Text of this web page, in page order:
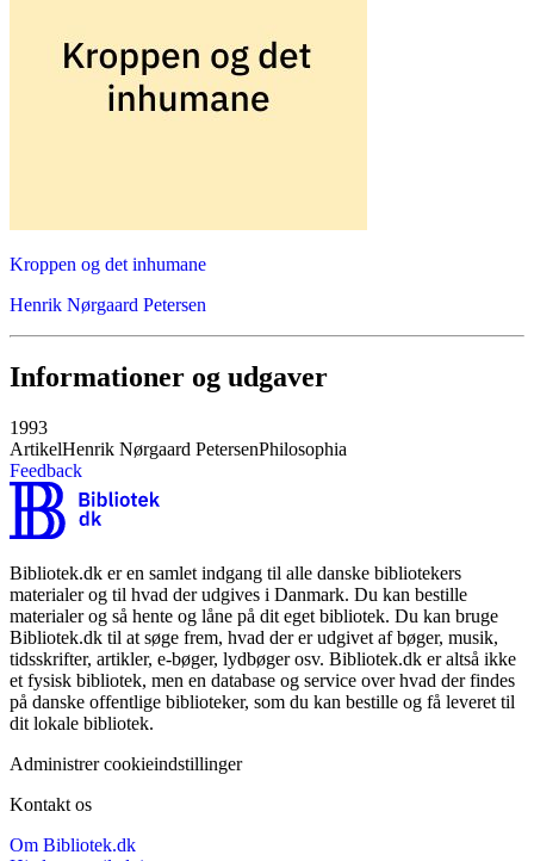
Kroppen og det inhumane
Henrik Nørgaard Petersen
Informationer og udgaver
1993
ArtikelHenrik Nørgaard PetersenPhilosophia
Feedback
Bibliotek.dk er en samlet indgang til alle danske bibliotekers
materialer og til hvad der udgives i Danmark. Du kan bestille
materialer og så hente og låne på dit eget bibliotek. Du kan bruge
Bibliotek.dk til at søge frem, hvad der er udgivet af bøger, musik,
tidsskrifter, artikler, e-bøger, lydbøger osv. Bibliotek.dk er altså ikke
et fysisk bibliotek, men en database og service over hvad der findes
på danske offentlige biblioteker, som du kan bestille og få leveret til
dit lokale bibliotek.
Administrer cookieindstillinger
Kontakt os
Om Bibliotek.dk